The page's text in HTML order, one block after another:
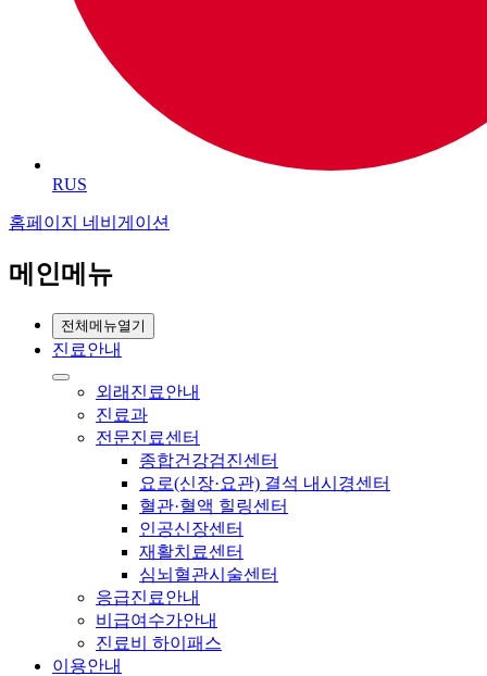
RUS
홈페이지 네비게이션
메인메뉴
전체메뉴열기
진료안내
외래진료안내
진료과
전문진료센터
종합건강검진센터
요로(신장·요관) 결석 내시경센터
혈관·혈액 힐링센터
인공신장센터
재활치료센터
심뇌혈관시술센터
응급진료안내
비급여수가안내
진료비 하이패스
이용안내